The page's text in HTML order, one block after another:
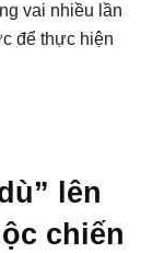
vai nhiều lần
để thực hiện
lên
chiến